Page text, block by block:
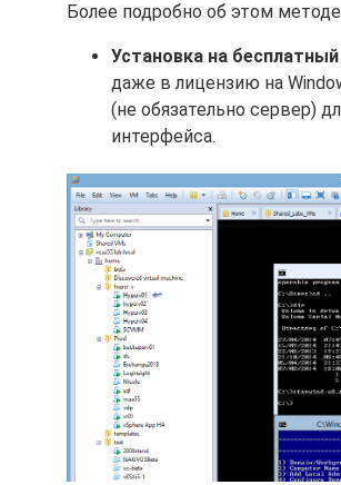
Более подробно об этом
Установка на
даже в лицензию на
(не обязательно сервер)
интерфейса.